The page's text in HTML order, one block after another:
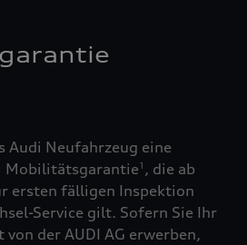
Audi Neufahrzeug eine
Mobilitätsgarantie1 , die ab
ersten fälligen Inspektion
Service gilt. Sofern Sie Ihr
der AUDI AG erwerben,